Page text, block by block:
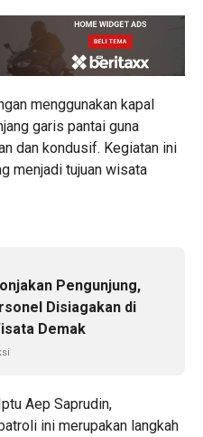
menggunakan kapal
garis pantai guna
dan kondusif. Kegiatan ini
menjadi tujuan wisata
Pengunjung,
Disiagakan di
Demak
Aep Saprudin,
ini merupakan langkah